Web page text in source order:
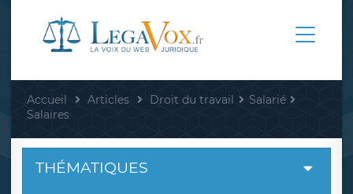
Accueil Articles Droit du travail
Salarié
Salaires
THÉMATIQUES